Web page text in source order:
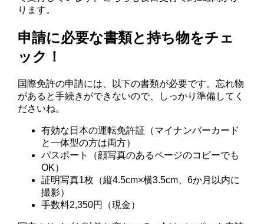
ります。
申請に必要な書類と持ち物をチェ
ック！
国際免許の申請には、以下の書類が必要です。忘れ物
があると手続きができないので、しっかり準備してく
ださいね。
有効な日本の運転免許証（マイナンバーカード
と一体型の方は両方）
パスポート（顔写真のあるページのコピーでも
OK）
証明写真1枚（縦4.5cm×横3.5cm、6か月以内に
撮影）
手数料2,350円（現金）